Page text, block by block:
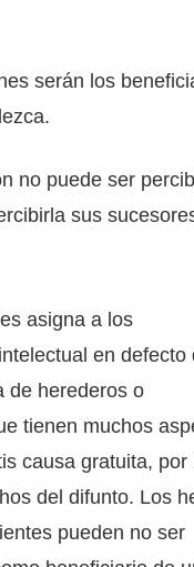
serán los
no puede ser
sus
asigna a los
en defecto
de herederos o
tienen muchos
causa gratuita, por
del difunto. Los
pueden no ser